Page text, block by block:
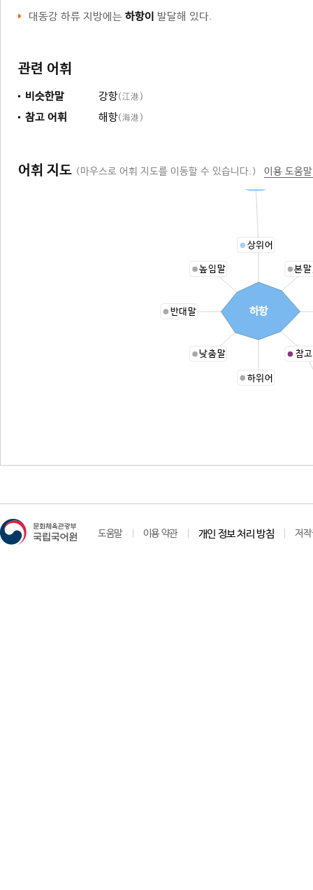
대동강 하류 지방에는 하항이 발달해 있다.
관련 어휘
비슷한말 강항(江港)
참고 어휘 해항(海港)
어휘 지도 (마우스로 어휘 지도를 이동할 수 있습니다.) 이용 도움
상위어
본
참
하위어
낮춤말
반대말
높임말
하항
도움말 이용 약관 개인 정보 처리 방침 저